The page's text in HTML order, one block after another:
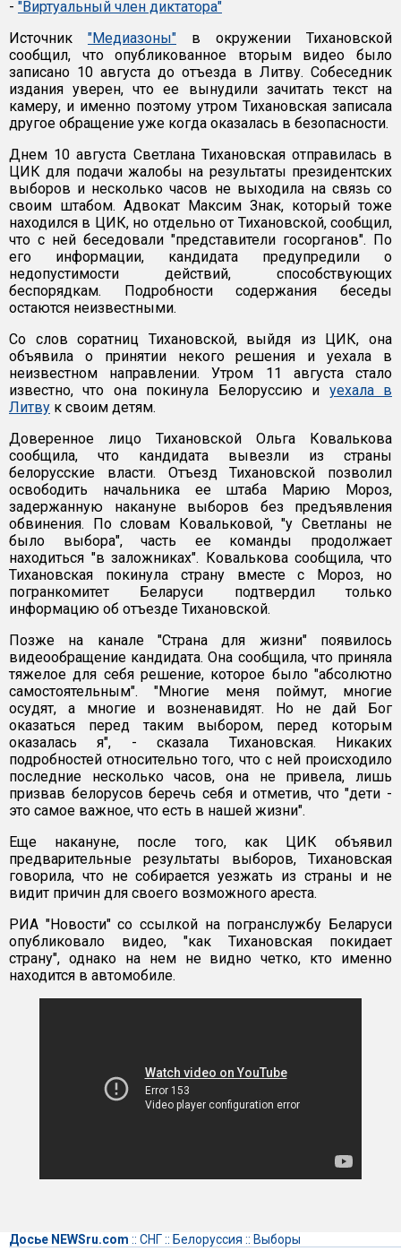
- "Виртуальный член диктатора"
Источник "Медиазоны" в окружении Тихановской
сообщил, что опубликованное вторым видео было
записано 10 августа до отъезда в Литву. Собеседник
издания уверен, что ее вынудили зачитать текст на
камеру, и именно поэтому утром Тихановская записала
другое обращение уже когда оказалась в безопасности.
Днем 10 августа Светлана Тихановская отправилась в
ЦИК для подачи жалобы на результаты президентских
выборов и несколько часов не выходила на связь со
своим штабом. Адвокат Максим Знак, который тоже
находился в ЦИК, но отдельно от Тихановской, сообщил,
что с ней беседовали "представители госорганов". По
его информации, кандидата предупредили о
недопустимости действий, способствующих
беспорядкам. Подробности содержания беседы
остаются неизвестными.
Со слов соратниц Тихановской, выйдя из ЦИК, она
объявила о принятии некого решения и уехала в
неизвестном направлении. Утром 11 августа стало
известно, что она покинула Белоруссию и уехала в
Литву к своим детям.
Доверенное лицо Тихановской Ольга Ковалькова
сообщила, что кандидата вывезли из страны
белорусские власти. Отъезд Тихановской позволил
освободить начальника ее штаба Марию Мороз,
задержанную накануне выборов без предъявления
обвинения. По словам Ковальковой, "у Светланы не
было выбора", часть ее команды продолжает
находиться "в заложниках". Ковалькова сообщила, что
Тихановская покинула страну вместе с Мороз, но
погранкомитет Беларуси подтвердил только
информацию об отъезде Тихановской.
Позже на канале "Страна для жизни" появилось
видеообращение кандидата. Она сообщила, что приняла
тяжелое для себя решение, которое было "абсолютно
самостоятельным". "Многие меня поймут, многие
осудят, а многие и возненавидят. Но не дай Бог
оказаться перед таким выбором, перед которым
оказалась я", - сказала Тихановская. Никаких
подробностей относительно того, что с ней происходило
последние несколько часов, она не привела, лишь
призвав белорусов беречь себя и отметив, что "дети -
это самое важное, что есть в нашей жизни".
Еще накануне, после того, как ЦИК объявил
предварительные результаты выборов, Тихановская
говорила, что не собирается уезжать из страны и не
видит причин для своего возможного ареста.
РИА "Новости" со ссылкой на погранслужбу Беларуси
опубликовало видео, "как Тихановская покидает
страну", однако на нем не видно четко, кто именно
находится в автомобиле.
Досье NEWSru.com :: СНГ:: Белоруссия :: Выборы